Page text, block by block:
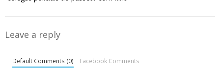
Leave a reply
Default Comments (0) Facebook Comments